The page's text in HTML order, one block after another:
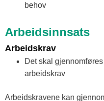
behov
Arbeidsinnsats
Arbeidskrav
Det skal
arbeidskrav
Arbeidskravene kan